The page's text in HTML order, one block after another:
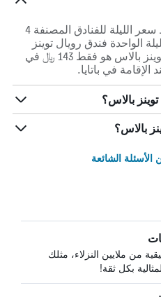
هناك فرق يبلغ 54% في متوسط ​​سعر الليلة للفنادق المصنفة 4
الواحدة فندق رويال توينز
بالاس. السعر في فندق رويال توينز بالاس هو فقط 143 ﷼ في
في باتايا.
بالاس؟
بالاس؟
الشائعة
من ملايين النزلاء، مثلك
بكل ثقة!